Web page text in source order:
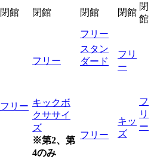
閉館 閉館 閉館 閉館
閉
館
フリー
フリー
フリー
フリ
ー
フ
リ
ー
スタン
ダード
フリー
キックボ
クササイ
ズ
※第2、第
4のみ
キッ
ズ